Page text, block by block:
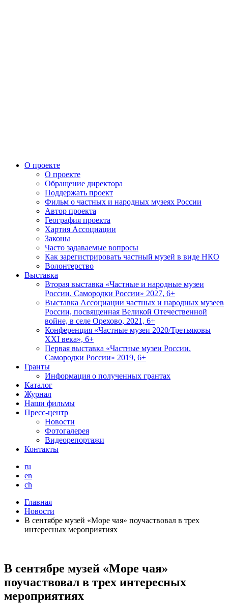
О проекте
О проекте
Обращение директора
Поддержать проект
Фильм о частных и народных музеях России
Автор проекта
География проекта
Хартия Ассоциации
Законы
Часто задаваемые вопросы
Как зарегистрировать частный музей в виде НКО
Волонтерство
Выставка
Вторая выставка «Частные и народные музеи
России. Самородки России» 2027, 6+
Выставка Ассоциации частных и народных музеев
России, посвященная Великой Отечественной
войне, в селе Орехово, 2021, 6+
Конференция «Частные музеи 2020/Третьяковы
XXI века», 6+
Первая выставка «Частные музеи России.
Самородки России» 2019, 6+
Гранты
Информация о полученных грантах
Каталог
Журнал
Наши фильмы
Пресс-центр
Новости
Фотогалерея
Видеорепортажи
Контакты
ru
en
ch
Главная
Новости
В сентябре музей «Море чая» поучаствовал в трех
интересных мероприятиях
В сентябре музей «Море чая»
поучаствовал в трех интересных
мероприятиях